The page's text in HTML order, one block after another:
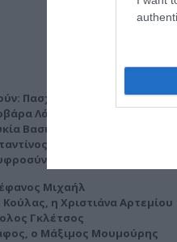
Πασχάλης Τσαρούχας,
Λάρμου, Ιφιγένεια
Βασιλείου, Μάριος
Χειλάς, Στέλλα
Κουτσουβέρη,
Μιχαήλ
η Χριστιάνα Αρτεμίου
Γκλέτσος
ο Μάξιμος Μουμούρης